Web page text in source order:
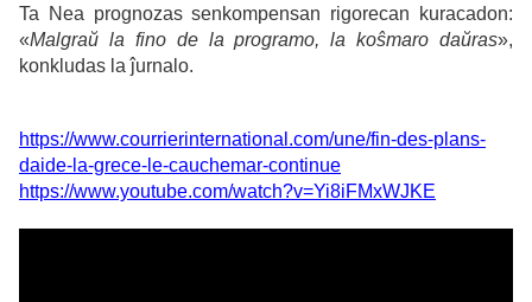
Ta Nea prognozas senkompensan rigorecan kuracadon:
«Malgraŭ la fino de la programo, la koŝmaro daŭras»,
konkludas la ĵurnalo.
https://www.courrierinternational.com/une/fin-des-plans-
daide-la-grece-le-cauchemar-continue
https://www.youtube.com/watch?v=Yi8iFMxWJKE